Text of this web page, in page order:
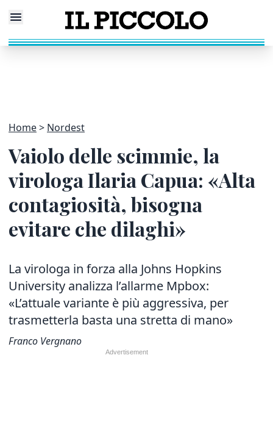
Home Nordest
Vaiolo delle scimmie, la
virologa Ilaria Capua: «Alta
contagiosità, bisogna
evitare che dilaghi»
La virologa in forza alla Johns Hopkins
University analizza l’allarme Mpbox:
«L’attuale variante è più aggressiva, per
trasmetterla basta una stretta di mano»
Franco Vergnano